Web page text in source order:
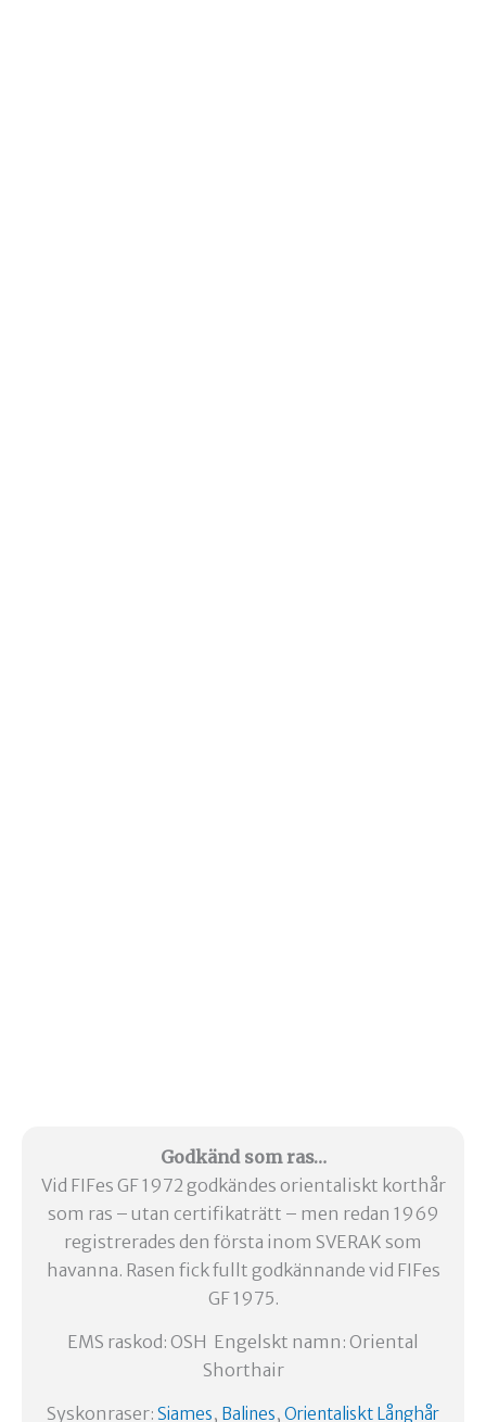
Godkänd som ras…
Vid FIFes GF 1972 godkändes orientaliskt korthår
som ras – utan certifikaträtt – men redan 1969
registrerades den första inom SVERAK som
havanna. Rasen fick fullt godkännande vid FIFes
GF 1975.
EMS raskod: OSH Engelskt namn: Oriental
Shorthair
Syskonraser: Siames, Balines, Orientaliskt Långhår